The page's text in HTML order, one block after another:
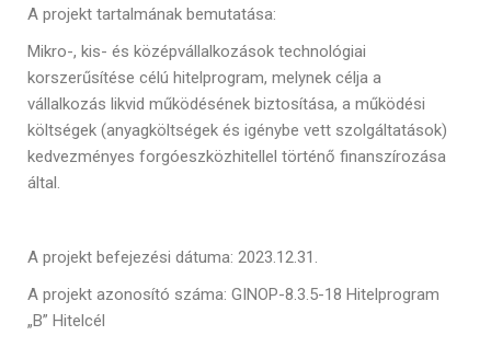
A projekt tartalmának bemutatása:
Mikro-, kis- és középvállalkozások technológiai
korszerűsítése célú hitelprogram, melynek célja a
vállalkozás likvid működésének biztosítása, a működési
költségek (anyagköltségek és igénybe vett szolgáltatások)
kedvezményes forgóeszközhitellel történő finanszírozása
által.
A projekt befejezési dátuma: 2023.12.31.
A projekt azonosító száma: GINOP-8.3.5-18 Hitelprogram
„B” Hitelcél